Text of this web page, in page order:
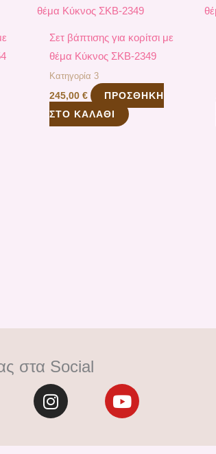
Σετ βάπτισης για κορίτσι με
θέμα Κύκνος ΣΚΒ-2349
Κατηγορία 3
245,00€
ΠΡΟΣΘΉΚΗ
ΣΤΟ ΚΑΛΆΘΙ
στα Social
I
n
t
Y
o
t